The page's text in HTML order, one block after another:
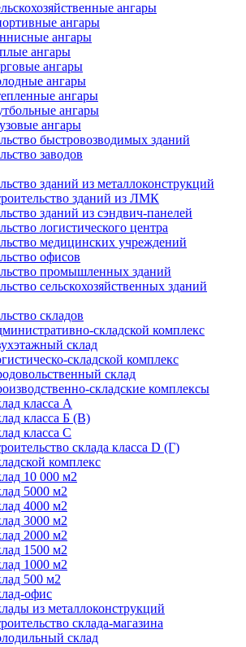
ангары
ангары
ангары
ангары
ангары
ангары
ангары
ангары
ангары
быстровозводимых зданий
заводов
зданий из металлоконструкций
зданий из ЛМК
зданий из сэндвич-панелей
логистического центра
медицинских учреждений
офисов
промышленных зданий
сельскохозяйственных зданий
складов
складской комплекс
склад
складской комплекс
склад
складские комплексы
класса А
класса Б (B)
класса С
склада класса D (Г)
комплекс
10 000 м2
5000 м2
4000 м2
3000 м2
2000 м2
1500 м2
1000 м2
500 м2
офис
из металлоконструкций
склада-магазина
склад